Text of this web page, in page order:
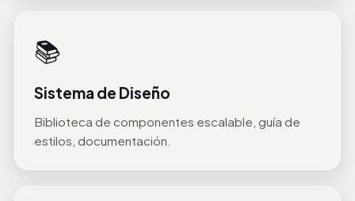
📚
Sistema de Diseño
Biblioteca de componentes escalable, guía de
estilos, documentación.